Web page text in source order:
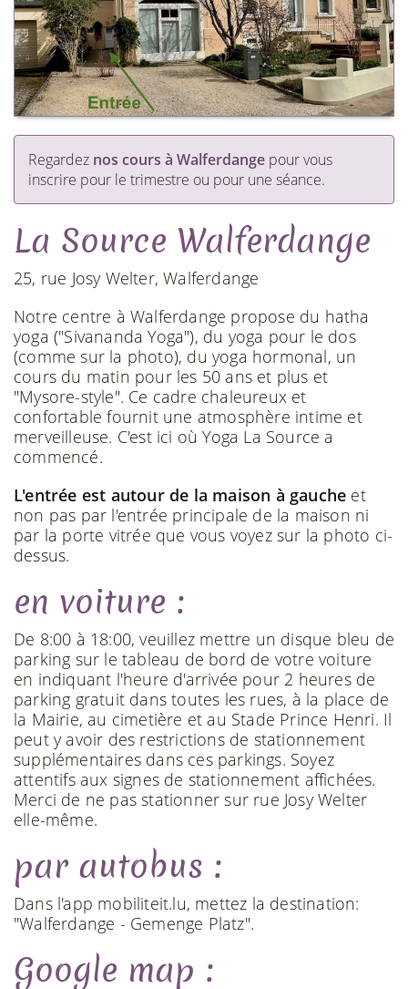
Regardez nos cours à Walferdange pour vous
inscrire pour le trimestre ou pour une séance.
La Source Walferdange
25, rue Josy Welter, Walferdange
Notre centre à Walferdange propose du hatha
yoga ("Sivananda Yoga"), du yoga pour le dos
(comme sur la photo), du yoga hormonal, un
cours du matin pour les 50 ans et plus et
"Mysore-style". Ce cadre chaleureux et
confortable fournit une atmosphère intime et
merveilleuse. C'est ici où Yoga La Source a
commencé.
L'entrée est autour de la maison à gauche et
non pas par l'entrée principale de la maison ni
par la porte vitrée que vous voyez sur la photo ci-
dessus.
en voiture :
De 8:00 à 18:00, veuillez mettre un disque bleu de
parking sur le tableau de bord de votre voiture
en indiquant l'heure d'arrivée pour 2 heures de
parking gratuit dans toutes les rues, à la place de
la Mairie, au cimetière et au Stade Prince Henri. Il
peut y avoir des restrictions de stationnement
supplémentaires dans ces parkings. Soyez
attentifs aux signes de stationnement affichées.
Merci de ne pas stationner sur rue Josy Welter
elle-même.
par autobus :
Dans l'app mobiliteit.lu, mettez la destination:
"Walferdange - Gemenge Platz".
Google map :